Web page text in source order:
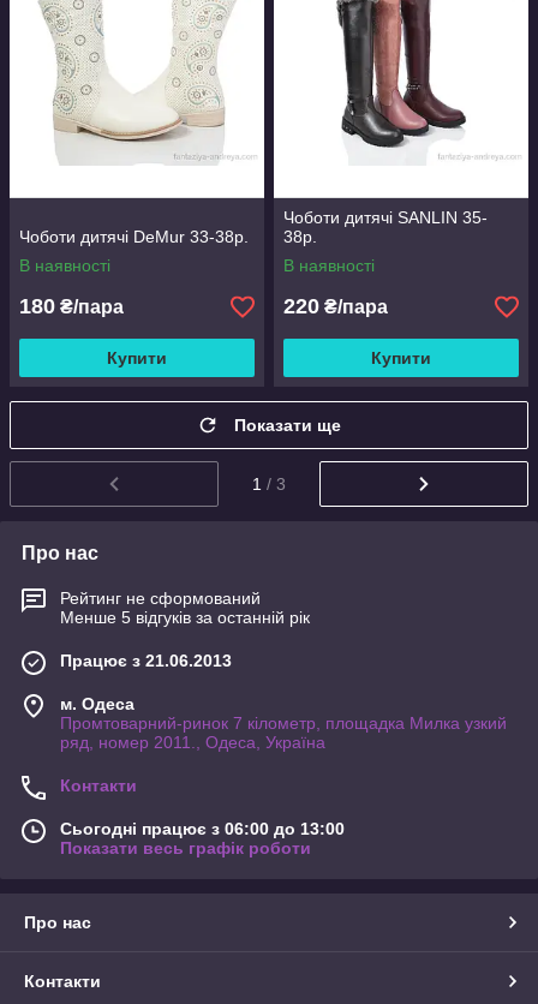
Чоботи дитячі DeMur 33-38р.
В наявності
180 ₴/пара
Купити
Чоботи дитячі SANLIN 35-
38р.
В наявності
220 ₴/пара
Купити
Показати ще
1 / 3
Про нас
Рейтинг не сформований
Менше 5 відгуків за останній рік
Працює з 21.06.2013
м. Одеса
Промтоварний-ринок 7 кілометр, площадка Милка узкий
ряд, номер 2011., Одеса, Україна
Контакти
Сьогодні працює з 06:00 до 13:00
Показати весь графік роботи
Про нас
Контакти